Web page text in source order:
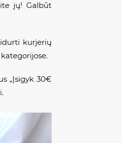
jų! Galbūt
kurjerių
„Įsigyk 30€